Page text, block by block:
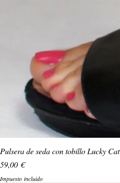
Pulsera de seda con tobillo Lucky Cat
Precio
59,00 €
Impuesto incluido